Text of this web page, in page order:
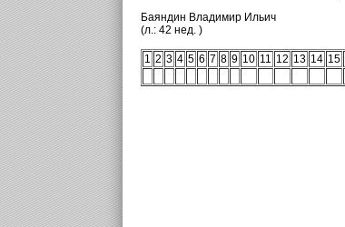
Баяндин Владимир Ильич
(л.: 42 нед. )
1 2 3 4 5 6 7 8 9 10 11 12 13 14 15